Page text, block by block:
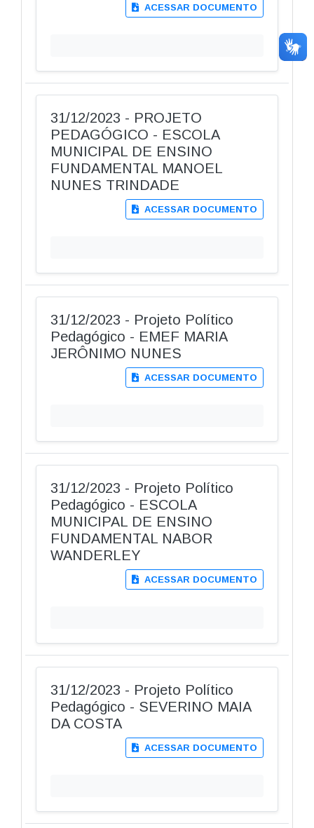
ACESSAR DOCUMENTO
31/12/2023 - PROJETO
PEDAGÓGICO - ESCOLA
MUNICIPAL DE ENSINO
FUNDAMENTAL MANOEL
NUNES TRINDADE
ACESSAR DOCUMENTO
31/12/2023 - Projeto Político
Pedagógico - EMEF MARIA
JERÔNIMO NUNES
ACESSAR DOCUMENTO
31/12/2023 - Projeto Político
Pedagógico - ESCOLA
MUNICIPAL DE ENSINO
FUNDAMENTAL NABOR
WANDERLEY
ACESSAR DOCUMENTO
31/12/2023 - Projeto Político
Pedagógico - SEVERINO MAIA
DA COSTA
ACESSAR DOCUMENTO